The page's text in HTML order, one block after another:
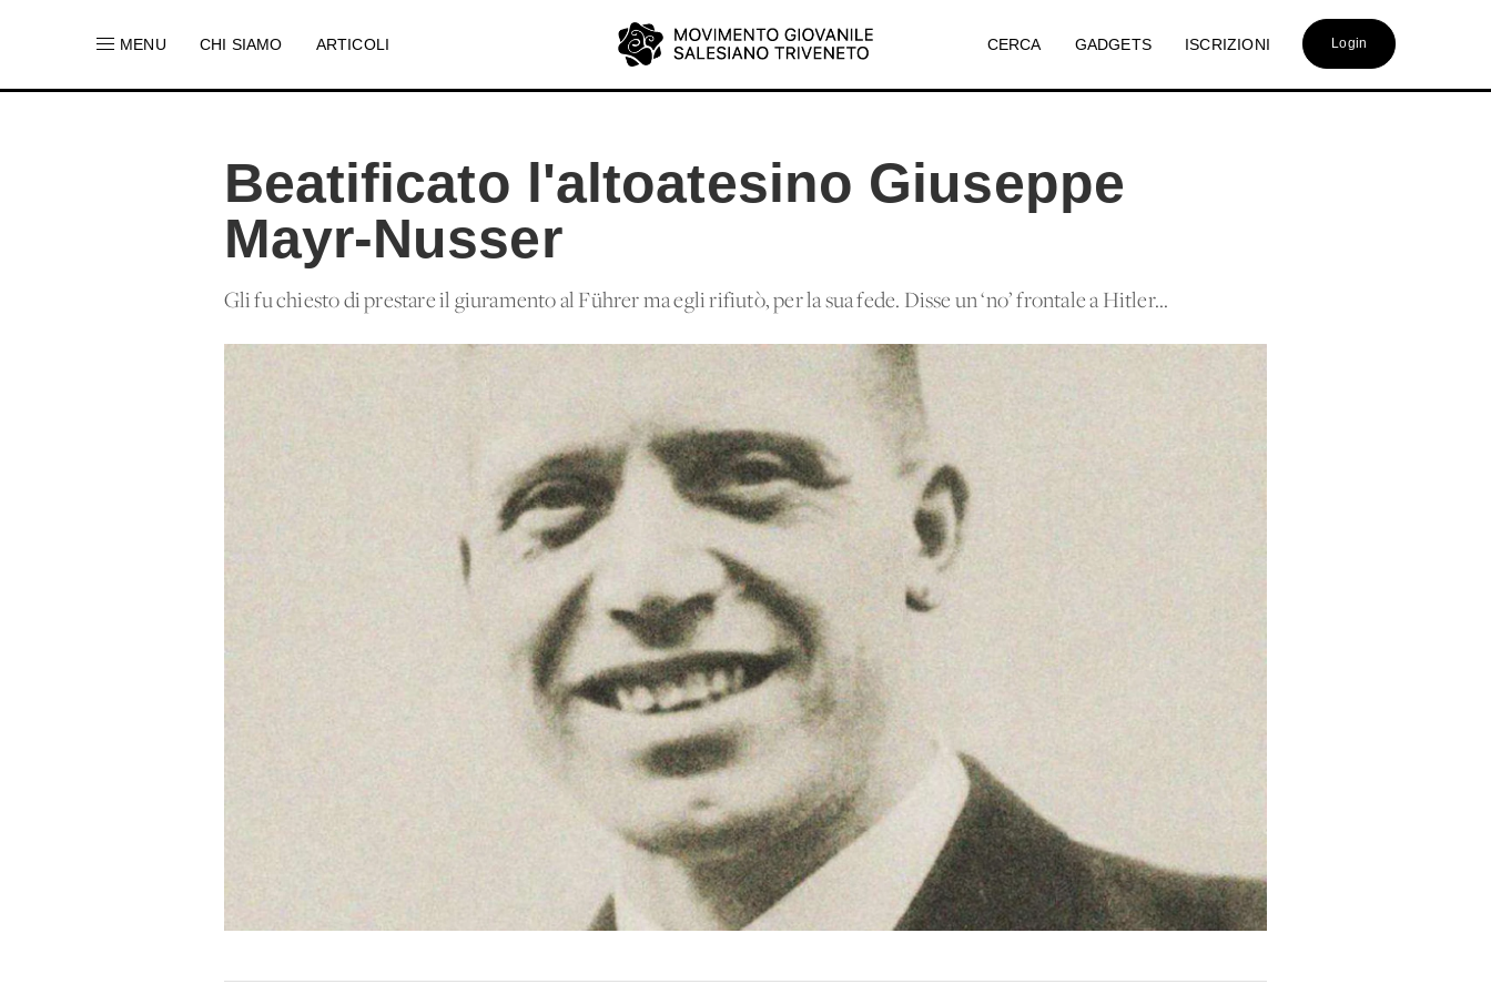
MENU CHI SIAMO ARTICOLI CERCA GADGETS ISCRIZIONI Login
Beatificato l'altoatesino Giuseppe
Mayr-Nusser
Gli fu chiesto di prestare il giuramento al Führer ma egli rifiutò, per la sua fede. Disse un ‘no’ frontale a Hitler...